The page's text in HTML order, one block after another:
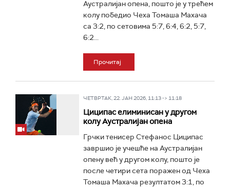
Аустралијан опена, пошто је у трећем
колу победио Чеха Томаша Махача
са 3:2, по сетовима 5:7, 6:4, 6:2, 5:7,
6:2...
Прочитај
ЧЕТВРТАК, 22. ЈАН 2026, 11:13 -> 11:18
Циципас елиминисан у другом
колу Аустралијан опена
Грчки тенисер Стефанос Циципас
завршио је учешће на Аустралијан
опену већ у другом колу, пошто је
после четири сета поражен од Чеха
Томаша Махача резултатом 3:1, по